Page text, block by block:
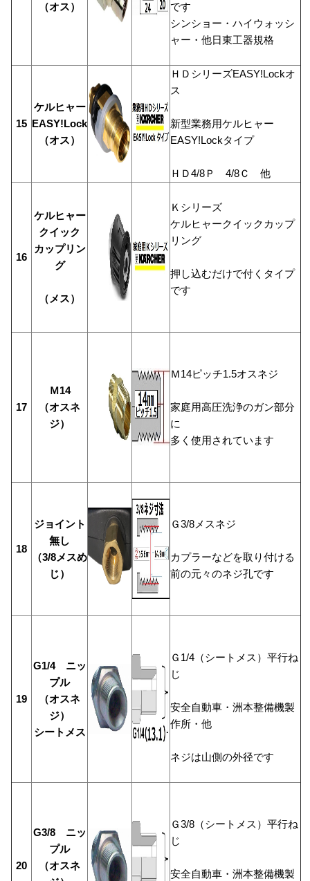
（オス）
です
シンショー・ハイウォッシ
ャー・他日東工器規格
15
ケルヒャー
EASY!Lock
（オス）
ＨＤシリーズEASY!Lockオ
ス
新型業務用ケルヒャー
EASY!Lockタイプ
ＨＤ4/8Ｐ 4/8Ｃ 他
16
ケルヒャー
クイック
カップリン
グ
（メス）
Ｋシリーズ
ケルヒャークイックカップ
リング
押し込むだけで付くタイプ
です
17
Ｍ14
（オスネ
ジ）
Ｍ14ピッチ1.5オスネジ
家庭用高圧洗浄のガン部分
に
多く使用されています
18
ジョイント
無し
（3/8メスめ
じ）
Ｇ3/8メスネジ
カプラーなどを取り付ける
前の元々のネジ孔です
19
G1/4 ニッ
プル
（オスネ
ジ）
シートメス
Ｇ1/4（シートメス）平行ね
じ
安全自動車・洲本整備機製
作所・他
ネジは山側の外径です
20
G3/8 ニッ
プル
（オスネ
Ｇ3/8（シートメス）平行ね
じ
安全自動車・洲本整備機製